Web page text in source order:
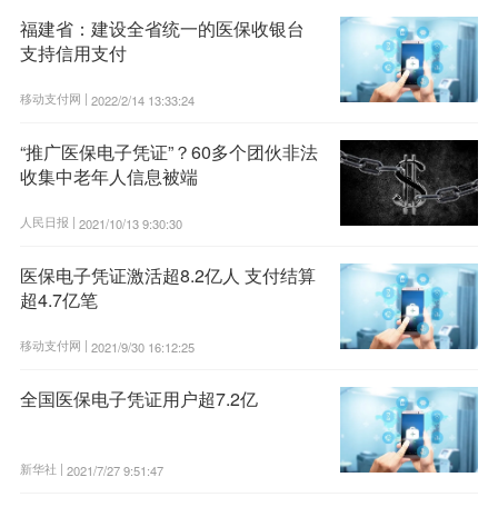
福建省：建设全省统一的医保收银台
支持信用支付
移动支付网 | 2022/2/14 13:33:24
“推广医保电子凭证”？60多个团伙非法
收集中老年人信息被端
人民日报 | 2021/10/13 9:30:30
医保电子凭证激活超8.2亿人 支付结算
超4.7亿笔
移动支付网 | 2021/9/30 16:12:25
全国医保电子凭证用户超7.2亿
新华社 | 2021/7/27 9:51:47